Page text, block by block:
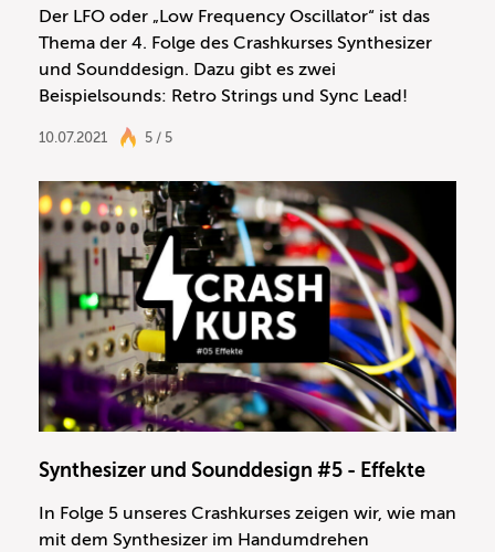
Der LFO oder „Low Frequency Oscillator“ ist das
Thema der 4. Folge des Crashkurses Synthesizer
und Sounddesign. Dazu gibt es zwei
Beispielsounds: Retro Strings und Sync Lead!
10.07.2021 5 / 5
Synthesizer und Sounddesign #5 - Effekte
In Folge 5 unseres Crashkurses zeigen wir, wie man
mit dem Synthesizer im Handumdrehen